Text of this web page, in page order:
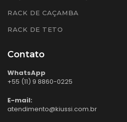
RACK DE CAÇAMBA
RACK DE TETO
Contato
WhatsApp
+55 (11) 9 8860-0225
E-mail:
atendimento@kiussi.com.br